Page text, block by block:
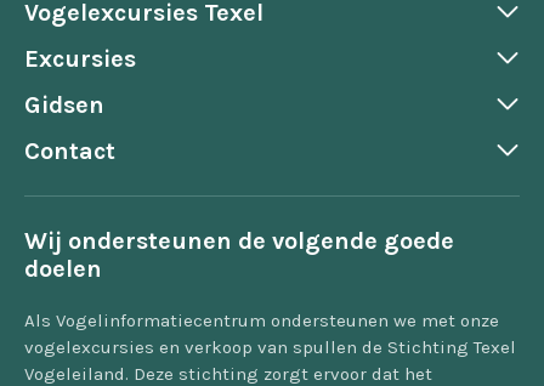
Vogelexcursies Texel
Excursies
Gidsen
Contact
Wij ondersteunen de volgende goede
doelen
Als Vogelinformatiecentrum ondersteunen we met onze
vogelexcursies en verkoop van spullen de Stichting Texel
Vogeleiland. Deze stichting zorgt ervoor dat het